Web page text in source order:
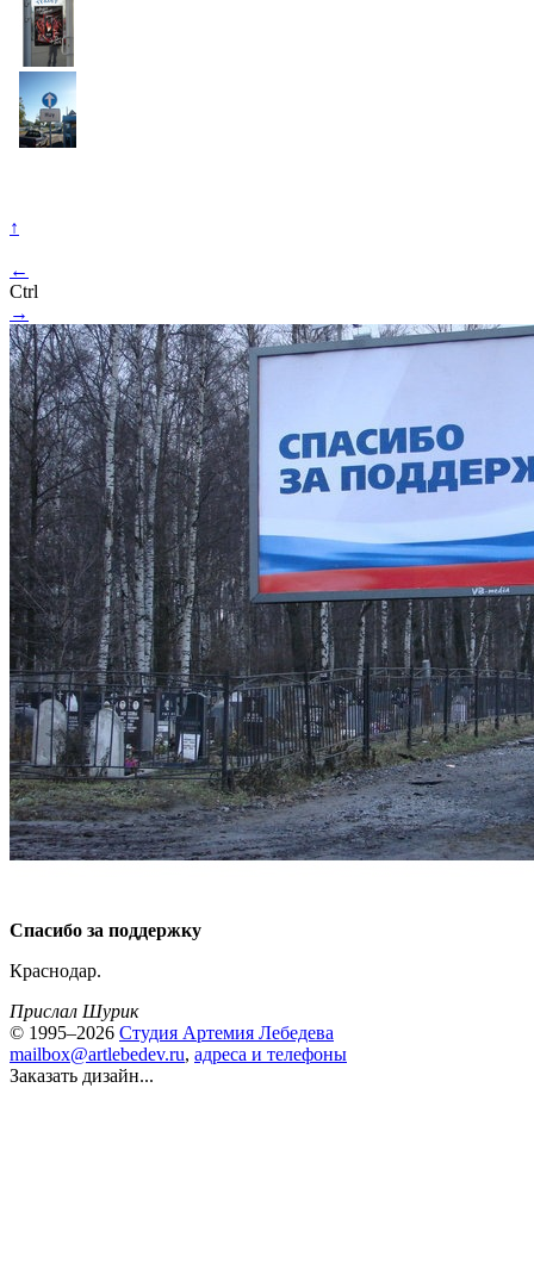
↑
←
Ctrl
→
Спасибо за поддержку
Краснодар.
Прислал Шурик
© 1995–2026 Студия Артемия Лебедева
mailbox@artlebedev.ru, адреса и телефоны
Заказать дизайн...